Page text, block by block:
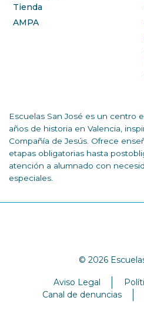
Tienda
AMPA
Escuelas San José es un centro
años de historia en Valencia,
Compañía de Jesús. Ofrece
etapas obligatorias hasta
atención a alumnado con
especiales.
© 2026
Aviso Legal
Canal de denuncias